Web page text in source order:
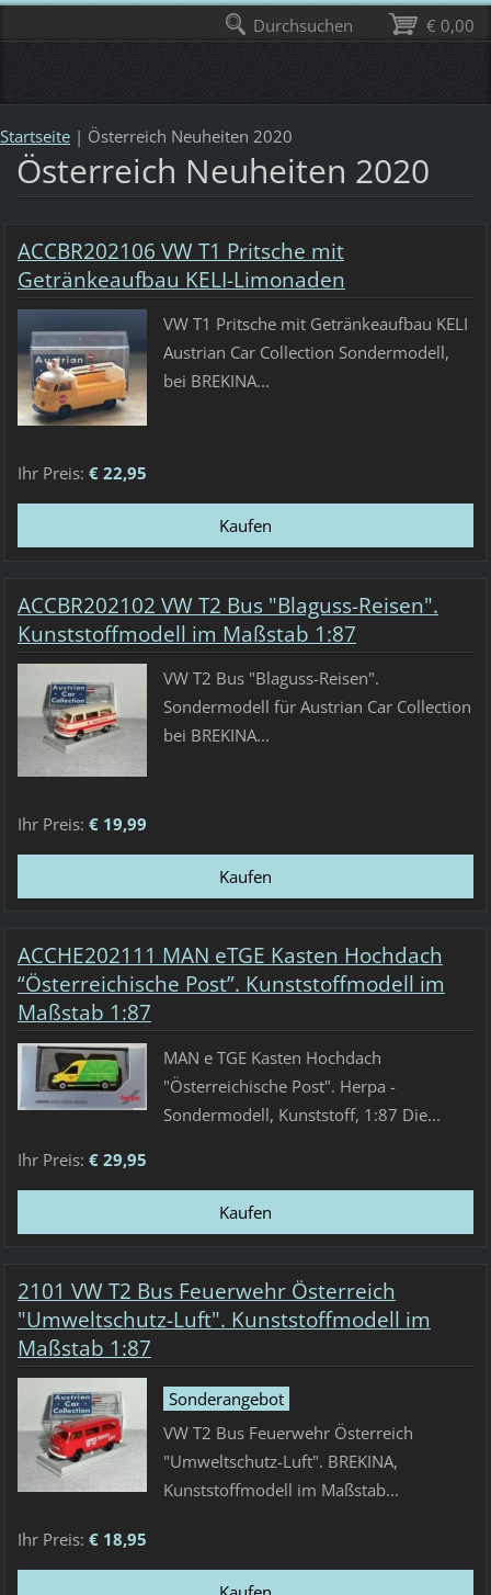
Startseite | Österreich Neuheiten 2020
Österreich Neuheiten 2020
ACCBR202106 VW T1 Pritsche mit
Getränkeaufbau KELI-Limonaden
VW T1 Pritsche mit Getränkeaufbau KELI
Austrian Car Collection Sondermodell,
bei BREKINA...
Ihr Preis: € 22,95
ACCBR202102 VW T2 Bus "Blaguss-Reisen".
Kunststoffmodell im Maßstab 1:87
VW T2 Bus "Blaguss-Reisen".
Sondermodell für Austrian Car Collection
bei BREKINA...
Ihr Preis: € 19,99
ACCHE202111 MAN eTGE Kasten Hochdach
“Österreichische Post”. Kunststoffmodell im
Maßstab 1:87
MAN e TGE Kasten Hochdach
"Österreichische Post". Herpa -
Sondermodell, Kunststoff, 1:87 Die...
Ihr Preis: € 29,95
2101 VW T2 Bus Feuerwehr Österreich
"Umweltschutz-Luft". Kunststoffmodell im
Maßstab 1:87
Sonderangebot
VW T2 Bus Feuerwehr Österreich
"Umweltschutz-Luft". BREKINA,
Kunststoffmodell im Maßstab...
Ihr Preis: € 18,95
€ 0,00
Durchsuchen